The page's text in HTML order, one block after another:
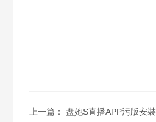
上一篇： 盘她S直播APP污版安